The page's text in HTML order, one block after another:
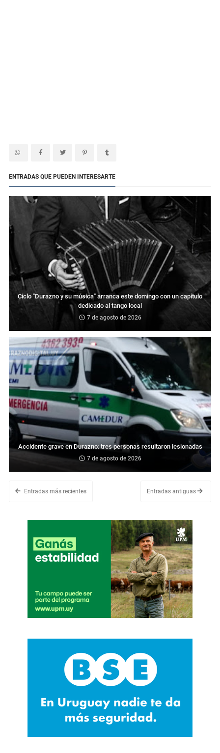
ENTRADAS QUE PUEDEN INTERESARTE
Ciclo "Durazno y su música" arranca este domingo con un capítulo
dedicado al tango local
7 de agosto de 2026
Accidente grave en Durazno: tres personas resultaron lesionadas
7 de agosto de 2026
Entradas más recientes Entradas antiguas